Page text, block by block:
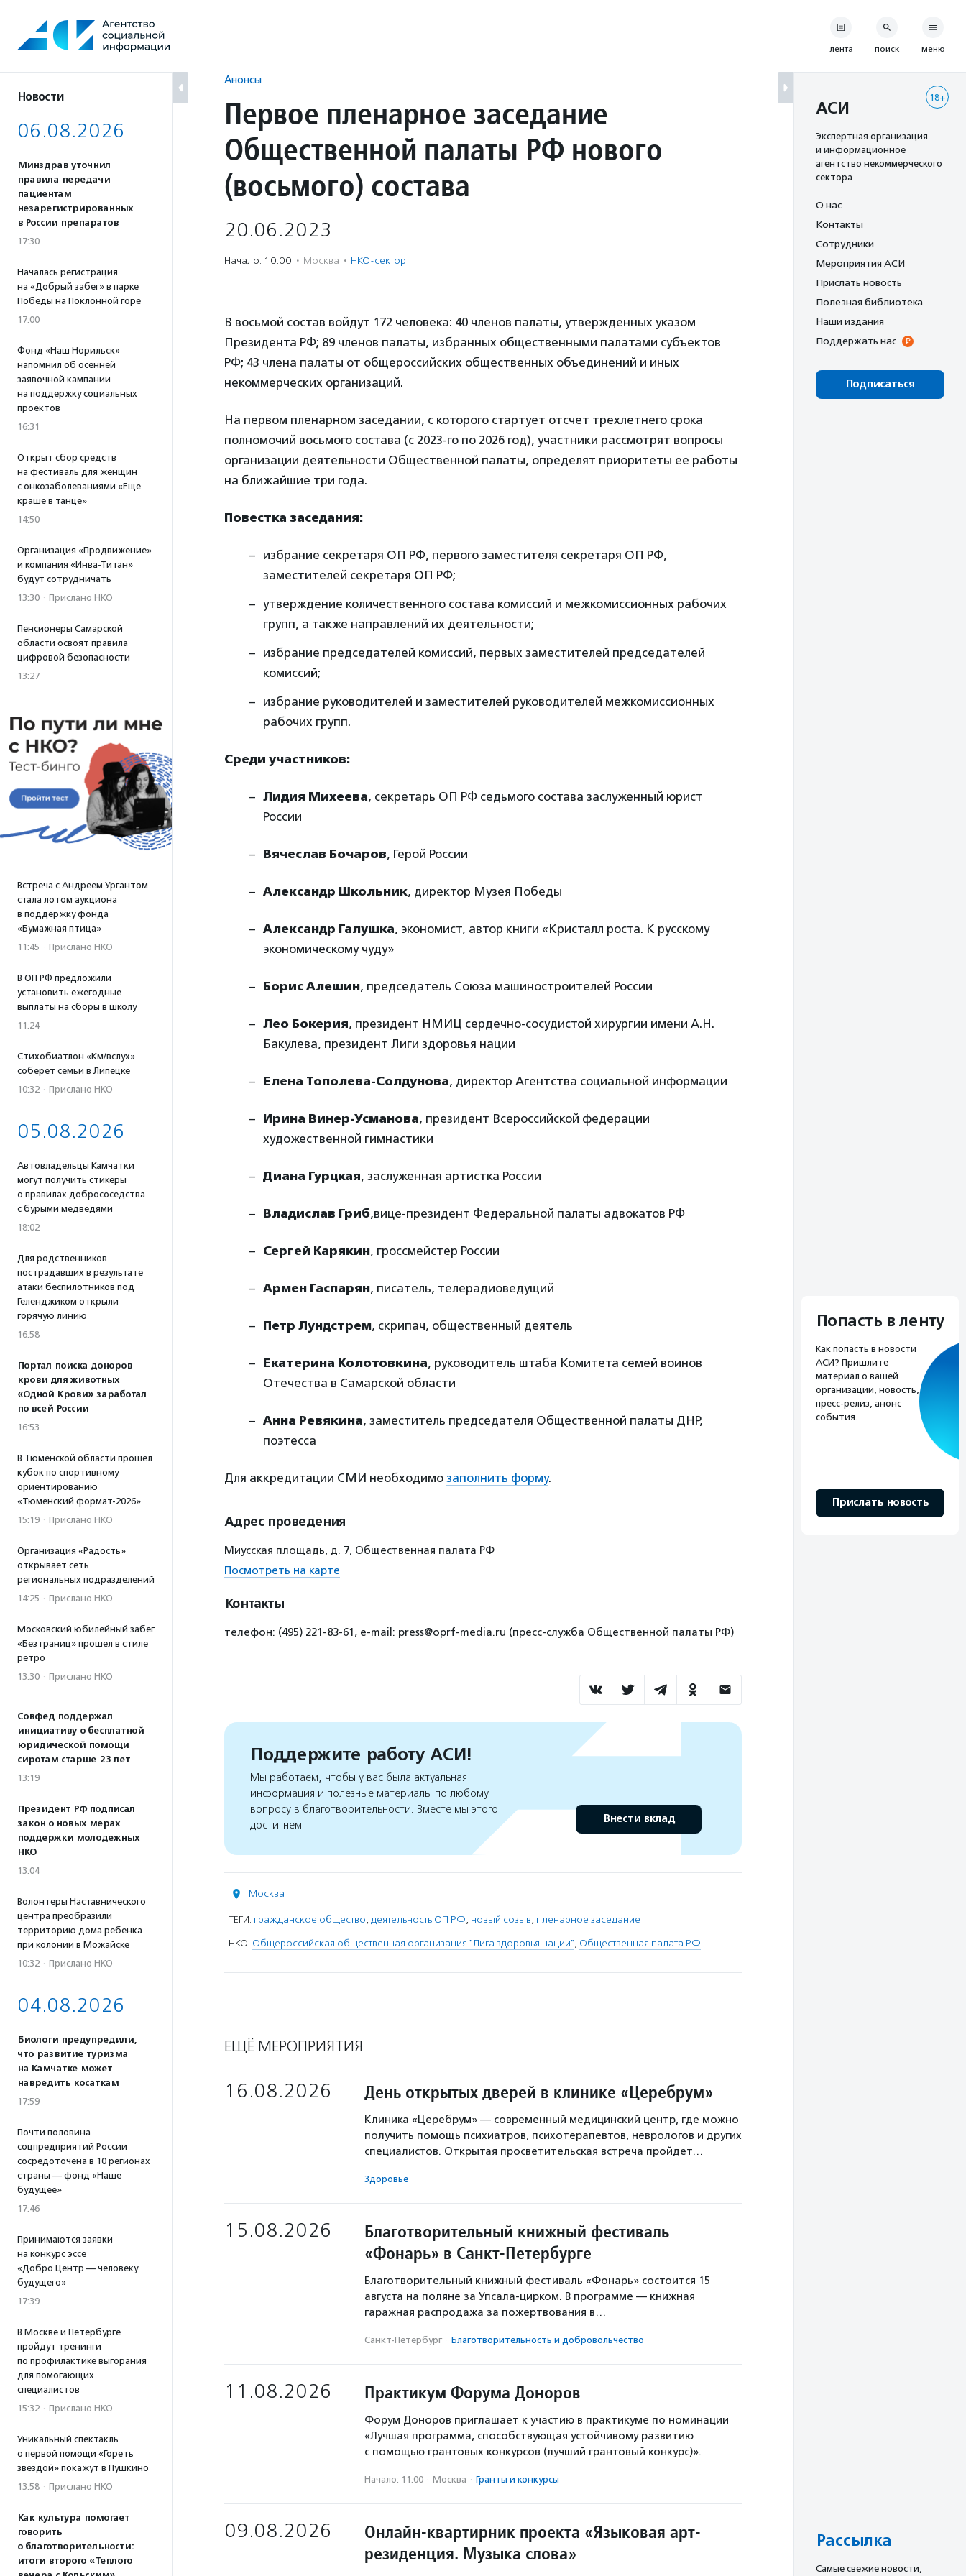
содержанию
Новости
06.08.2026
Минздрав уточнил
правила передачи
пациентам
незарегистрированных
в России препаратов
17:30
Началась регистрация
на «Добрый забег» в парке
Победы на Поклонной горе
17:00
Фонд «Наш Норильск»
напомнил об осенней
заявочной кампании
на поддержку социальных
проектов
16:31
Открыт сбор средств
на фестиваль для женщин
с онкозаболеваниями «Еще
краше в танце»
14:50
Организация «Продвижение»
и компания «Инва-Титан»
будут сотрудничать
13:30 · Прислано НКО
Пенсионеры Самарской
области освоят правила
цифровой безопасности
13:27
Встреча с Андреем Ургантом
стала лотом аукциона
в поддержку фонда
«Бумажная птица»
11:45 · Прислано НКО
В ОП РФ предложили
установить ежегодные
выплаты на сборы в школу
11:24
Стихобиатлон «Км/вслух»
соберет семьи в Липецке
10:32 · Прислано НКО
05.08.2026
Автовладельцы Камчатки
могут получить стикеры
о правилах добрососедства
с бурыми медведями
18:02
Для родственников
пострадавших в результате
атаки беспилотников под
Геленджиком открыли
горячую линию
16:58
Портал поиска доноров
крови для животных
«Одной Крови» заработал
по всей России
16:53
В Тюменской области прошел
кубок по спортивному
ориентированию
«Тюменский формат-2026»
15:19 · Прислано НКО
Организация «Радость»
открывает сеть
региональных подразделений
14:25 · Прислано НКО
Московский юбилейный забег
«Без границ» прошел в стиле
ретро
13:30 · Прислано НКО
Совфед поддержал
инициативу о бесплатной
юридической помощи
сиротам старше 23 лет
13:19
Президент РФ подписал
закон о новых мерах
поддержки молодежных
НКО
13:04
Волонтеры Наставнического
центра преобразили
территорию дома ребенка
при колонии в Можайске
10:32 · Прислано НКО
04.08.2026
Биологи предупредили,
что развитие туризма
на Камчатке может
навредить косаткам
17:59
Почти половина
соцпредприятий России
сосредоточена в 10 регионах
страны — фонд «Наше
будущее»
17:46
Принимаются заявки
на конкурс эссе
«Добро.Центр — человеку
будущего»
17:39
В Москве и Петербурге
пройдут тренинги
по профилактике выгорания
для помогающих
специалистов
15:32 · Прислано НКО
Уникальный спектакль
о первой помощи «Гореть
звездой» покажут в Пушкино
13:58 · Прислано НКО
Как культура помогает
говорить
о благотворительности:
итоги второго «Теплого
Анонсы
Первое пленарное заседание
Общественной палаты РФ нового
(восьмого) состава
20.06.2023
Начало: 10:00 · Москва · НКО-сектор
В восьмой состав войдут 172 человека: 40 членов палаты, утвержденных указом
Президента РФ; 89 членов палаты, избранных общественными палатами субъектов
РФ; 43 члена палаты от общероссийских общественных объединений и иных
некоммерческих организаций.
На первом пленарном заседании, с которого стартует отсчет трехлетнего срока
полномочий восьмого состава (с 2023-го по 2026 год), участники рассмотрят вопросы
организации деятельности Общественной палаты, определят приоритеты ее работы
на ближайшие три года.
Повестка заседания:
избрание секретаря ОП РФ, первого заместителя секретаря ОП РФ,
заместителей секретаря ОП РФ;
утверждение количественного состава комиссий и межкомиссионных рабочих
групп, а также направлений их деятельности;
избрание председателей комиссий, первых заместителей председателей
комиссий;
избрание руководителей и заместителей руководителей межкомиссионных
рабочих групп.
Среди участников:
Лидия Михеева, секретарь ОП РФ седьмого состава заслуженный юрист
России
Вячеслав Бочаров, Герой России
Александр Школьник, директор Музея Победы
Александр Галушка, экономист, автор книги «Кристалл роста. К русскому
экономическому чуду»
Борис Алешин, председатель Союза машиностроителей России
Лео Бокерия, президент НМИЦ сердечно-сосудистой хирургии имени А.Н.
Бакулева, президент Лиги здоровья нации
Елена Тополева-Солдунова, директор Агентства социальной информации
Ирина Винер-Усманова, президент Всероссийской федерации
художественной гимнастики
Диана Гурцкая, заслуженная артистка России
Владислав Гриб,вице-президент Федеральной палаты адвокатов РФ
Сергей Карякин, гроссмейстер России
Армен Гаспарян, писатель, телерадиоведущий
Петр Лундстрем, скрипач, общественный деятель
Екатерина Колотовкина, руководитель штаба Комитета семей воинов
Отечества в Самарской области
Анна Ревякина, заместитель председателя Общественной палаты ДНР,
поэтесса
Для аккредитации СМИ необходимо заполнить форму.
Адрес проведения
Миусская площадь, д. 7, Общественная палата РФ
Посмотреть на карте
Контакты
телефон: (495) 221-83-61, e-mail: press@oprf-media.ru (пресс-служба Общественной палаты РФ)
Поддержите работу АСИ!
Мы работаем, чтобы у вас была актуальная
информация и полезные материалы по любому
вопросу в благотворительности. Вместе мы этого
достигнем
Внести вклад
Москва
ТЕГИ: гражданское общество, деятельность ОП РФ, новый созыв, пленарное заседание
НКО: Общероссийская общественная организация "Лига здоровья нации", Общественная палата РФ
ЕЩЁ МЕРОПРИЯТИЯ
16.08.2026 День открытых дверей в клинике «Церебрум»
Клиника «Церебрум» — современный медицинский центр, где можно
получить помощь психиатров, психотерапевтов, неврологов и других
специалистов. Открытая просветительская встреча пройдет…
Здоровье
15.08.2026
Благотворительный книжный фестиваль
«Фонарь» в Санкт-Петербурге
Благотворительный книжный фестиваль «Фонарь» состоится 15
августа на поляне за Упсала-цирком. В программе — книжная
гаражная распродажа за пожертвования в…
Санкт-Петербург · Благотвори­тель­ность и доброволь­чест­во
11.08.2026 Практикум Форума Доноров
Форум Доноров приглашает к участию в практикуме по номинации
«Лучшая программа, способствующая устойчивому развитию
с помощью грантовых конкурсов (лучший грантовый конкурс)».
Начало: 11:00 · Москва · Гранты и конкурсы
09.08.2026
Онлайн-квартирник проекта «Языковая арт-
резиденция. Музыка слова»
лента поиск меню
18+
АСИ
Экспертная организация
и информационное
агентство некоммерческого
сектора
О нас
Контакты
Сотрудники
Мероприятия АСИ
Прислать новость
Полезная библиотека
Наши издания
Поддержать нас
Подписаться
Попасть в ленту
Как попасть в новости
АСИ? Пришлите
материал о вашей
организации, новость,
пресс-релиз, анонс
события.
Прислать новость
Рассылка
Cамые свежие новости,